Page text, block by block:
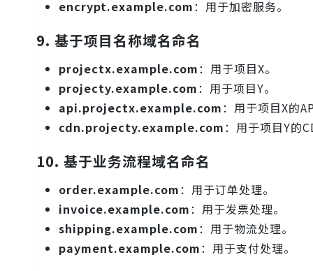
encrypt.example.com：用于加密服务。
9. 基于项目名称域名命名
projectx.example.com：用于项目X。
projecty.example.com：用于项目Y。
api.projectx.example.com：用于项目X的
cdn.projecty.example.com：用于项目Y的
10. 基于业务流程域名命名
order.example.com：用于订单处理。
invoice.example.com：用于发票处理。
shipping.example.com：用于物流处理。
payment.example.com：用于支付处理。